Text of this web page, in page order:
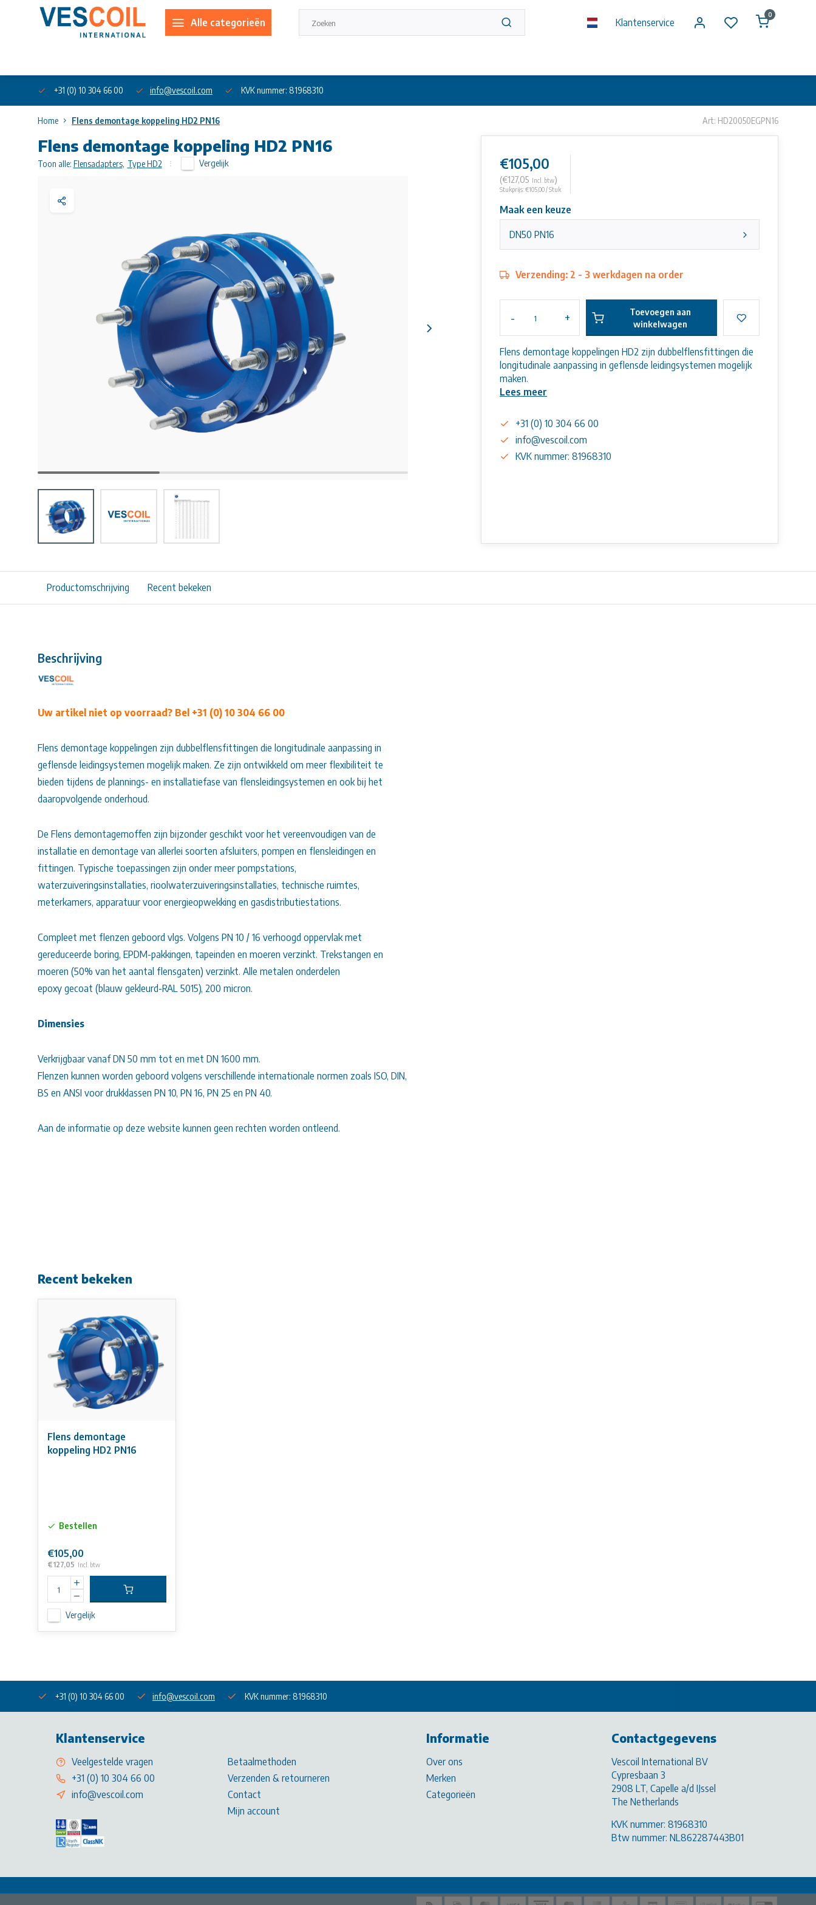
Alle categorieën Klantenservice
0
+31 (0) 10 304 66 00 info@vescoil.com KVK nummer: 81968310
Home Flens demontage koppeling HD2 PN16 Art: HD20050EGPN16
Flens demontage koppeling HD2 PN16
Toon alle: Flensadapters, Type HD2 Vergelijk €105,00
(€127,05 Incl. btw)
Stukprijs: €105,00 / Stuk
Maak een keuze
DN50 PN16
Verzending: 2 - 3 werkdagen na order
- +
Toevoegen aan
winkelwagen
Flens demontage koppelingen HD2 zijn dubbelflensfittingen die
longitudinale aanpassing in geflensde leidingsystemen mogelijk
maken.
Lees meer
+31 (0) 10 304 66 00
info@vescoil.com
KVK nummer: 81968310
Productomschrijving Recent bekeken
Beschrijving
Uw artikel niet op voorraad? Bel +31 (0) 10 304 66 00
Flens demontage koppelingen zijn dubbelflensfittingen die longitudinale aanpassing in
geflensde leidingsystemen mogelijk maken. Ze zijn ontwikkeld om meer flexibiliteit te
bieden tijdens de plannings- en installatiefase van flensleidingsystemen en ook bij het
daaropvolgende onderhoud.
De Flens demontagemoffen zijn bijzonder geschikt voor het vereenvoudigen van de
installatie en demontage van allerlei soorten afsluiters, pompen en flensleidingen en
fittingen. Typische toepassingen zijn onder meer pompstations,
waterzuiveringsinstallaties, rioolwaterzuiveringsinstallaties, technische ruimtes,
meterkamers, apparatuur voor energieopwekking en gasdistributiestations.
Compleet met flenzen geboord vlgs. Volgens PN 10 / 16 verhoogd oppervlak met
gereduceerde boring, EPDM-pakkingen, tapeinden en moeren verzinkt. Trekstangen en
moeren (50% van het aantal flensgaten) verzinkt. Alle metalen onderdelen
epoxy gecoat (blauw gekleurd-RAL 5015), 200 micron.
Dimensies
Verkrijgbaar vanaf DN 50 mm tot en met DN 1600 mm.
Flenzen kunnen worden geboord volgens verschillende internationale normen zoals ISO, DIN,
BS en ANSI voor drukklassen PN 10, PN 16, PN 25 en PN 40.
Aan de informatie op deze website kunnen geen rechten worden ontleend.
Recent bekeken
Flens demontage
koppeling HD2 PN16
Bestellen
€105,00
€127,05 Incl. btw
Vergelijk
+31 (0) 10 304 66 00 info@vescoil.com KVK nummer: 81968310
Klantenservice
Veelgestelde vragen
+31 (0) 10 304 66 00
info@vescoil.com
Betaalmethoden
Verzenden & retourneren
Contact
Mijn account
Informatie
Over ons
Merken
Categorieën
Contactgegevens
Vescoil International BV
Cypresbaan 3
2908 LT, Capelle a/d IJssel
The Netherlands
KVK nummer: 81968310
Btw nummer: NL862287443B01